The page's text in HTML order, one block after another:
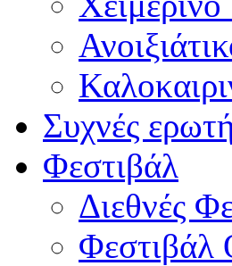
Συχνές
Φεστιβάλ
Διεθνές